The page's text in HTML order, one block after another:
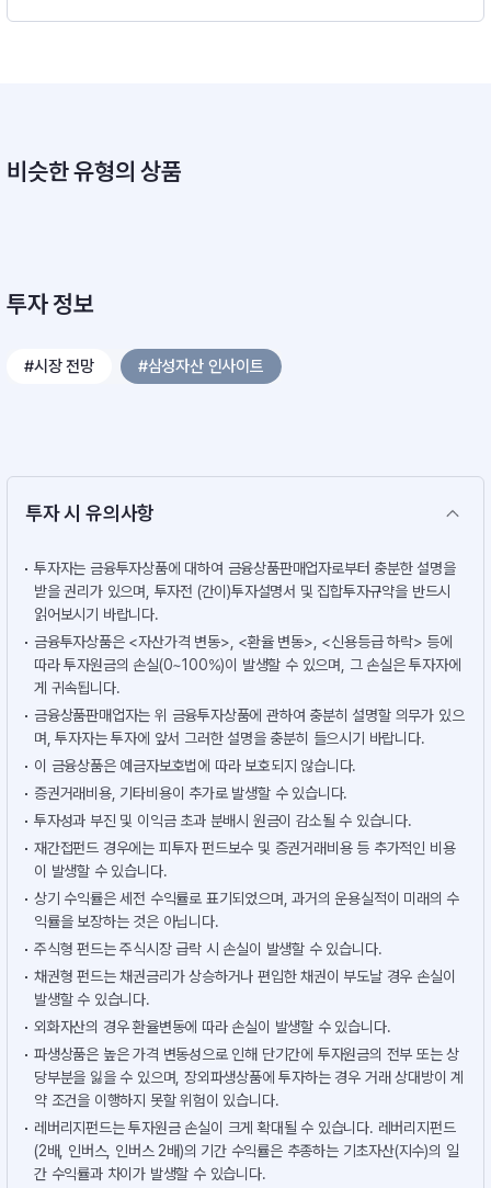
비슷한 유형의 상품
투자 정보
#시장 전망 #삼성자산 인사이트
투자 시 유의사항
투자자는 금융투자상품에 대하여 금융상품판매업자로부터 충분한 설명을
받을 권리가 있으며, 투자전 (간이)투자설명서 및 집합투자규약을 반드시
읽어보시기 바랍니다.
금융투자상품은 <자산가격 변동>, <환율 변동>, <신용등급 하락> 등에
따라 투자원금의 손실(0~100%)이 발생할 수 있으며, 그 손실은 투자자에
게 귀속됩니다.
금융상품판매업자는 위 금융투자상품에 관하여 충분히 설명할 의무가 있으
며, 투자자는 투자에 앞서 그러한 설명을 충분히 들으시기 바랍니다.
이 금융상품은 예금자보호법에 따라 보호되지 않습니다.
증권거래비용, 기타비용이 추가로 발생할 수 있습니다.
투자성과 부진 및 이익금 초과 분배시 원금이 감소될 수 있습니다.
재간접펀드 경우에는 피투자 펀드보수 및 증권거래비용 등 추가적인 비용
이 발생할 수 있습니다.
상기 수익률은 세전 수익률로 표기되었으며, 과거의 운용실적이 미래의 수
익률을 보장하는 것은 아닙니다.
주식형 펀드는 주식시장 급락 시 손실이 발생할 수 있습니다.
채권형 펀드는 채권금리가 상승하거나 편입한 채권이 부도날 경우 손실이
발생할 수 있습니다.
외화자산의 경우 환율변동에 따라 손실이 발생할 수 있습니다.
파생상품은 높은 가격 변동성으로 인해 단기간에 투자원금의 전부 또는 상
당부분을 잃을 수 있으며, 장외파생상품에 투자하는 경우 거래 상대방이 계
약 조건을 이행하지 못할 위험이 있습니다.
레버리지펀드는 투자원금 손실이 크게 확대될 수 있습니다. 레버리지펀드
(2배, 인버스, 인버스 2배)의 기간 수익률은 추종하는 기초자산(지수)의 일
간 수익률과 차이가 발생할 수 있습니다.